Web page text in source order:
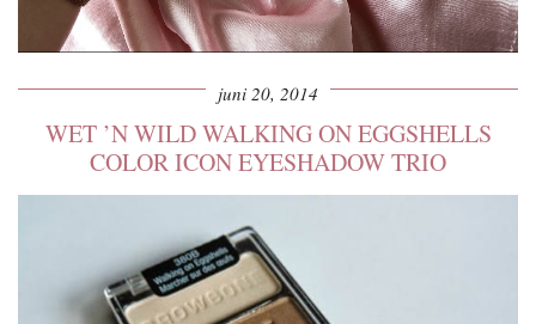
juni 20, 2014
WET ’N WILD WALKING ON EGGSHELLS
COLOR ICON EYESHADOW TRIO